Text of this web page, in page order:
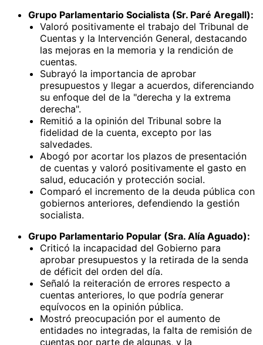
Grupo Parlamentario Socialista (Sr. Paré Aregall):
Valoró positivamente el trabajo del Tribunal de
Cuentas y la Intervención General, destacando
las mejoras en la memoria y la rendición de
cuentas.
Subrayó la importancia de aprobar
presupuestos y llegar a acuerdos, diferenciando
su enfoque del de la "derecha y la extrema
derecha".
Remitió a la opinión del Tribunal sobre la
fidelidad de la cuenta, excepto por las
salvedades.
Abogó por acortar los plazos de presentación
de cuentas y valoró positivamente el gasto en
salud, educación y protección social.
Comparó el incremento de la deuda pública con
gobiernos anteriores, defendiendo la gestión
socialista.
Grupo Parlamentario Popular (Sra. Alía Aguado):
Criticó la incapacidad del Gobierno para
aprobar presupuestos y la retirada de la senda
de déficit del orden del día.
Señaló la reiteración de errores respecto a
cuentas anteriores, lo que podría generar
equívocos en la opinión pública.
Mostró preocupación por el aumento de
entidades no integradas, la falta de remisión de
cuentas por parte de algunas, y la